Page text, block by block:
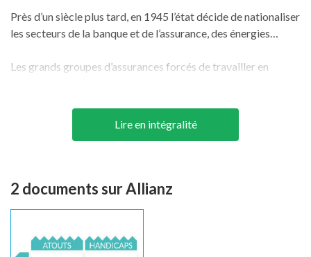
Près d’un siècle plus tard, en 1945 l’état décide de nationaliser
les secteurs de la banque et de l’assurance, des énergies…
Les grands groupes d’assurances forcés de travailler en
De 1996 à 2002 Les AGF se privatisent et réalisent de
société de prendre de l’ampleur et de conquérir le marché
Ce n’est que dix ans plus tard, que AGF prendra le nom
d’Allianz (actionnaire majoritaire fondé en 1980 en
Lire en intégralité
2 documents sur Allianz